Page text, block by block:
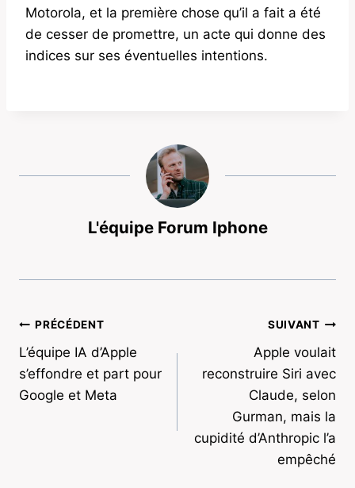
Motorola, et la première chose qu’il a fait a été
de cesser de promettre, un acte qui donne des
indices sur ses éventuelles intentions.
L'équipe Forum Iphone
Navigation
de
l’article
PRÉCÉDENT
L’équipe IA d’Apple
s’effondre et part pour
Google et Meta
SUIVANT
Apple voulait
reconstruire Siri avec
Claude, selon
Gurman, mais la
cupidité d’Anthropic l’a
empêché